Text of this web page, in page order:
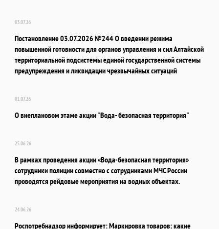
03.07.26
Постановление 03.07.2026 №244 О введении режима
повышенной готовности для органов управления и сил Алтайской
территориальной подсистемы единой государственной системы
предупреждения и ликвидации чрезвычайных ситуаций
01.07.26
О внеплановом этаме акции "Вода- безопасная территория"
25.06.26
В рамках проведения акции «Вода-безопасная территория»
сотрудники полиции совместно с сотрудниками МЧС России
проводятся рейдовые мероприятия на водных объектах.
24.06.26
Роспотребнадзор информирует: Маркировка товаров: какие